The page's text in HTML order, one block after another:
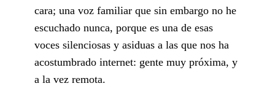
cara; una voz familiar que sin embargo no he
escuchado nunca, porque es una de esas
voces silenciosas y asiduas a las que nos ha
acostumbrado internet: gente muy próxima, y
a la vez remota.